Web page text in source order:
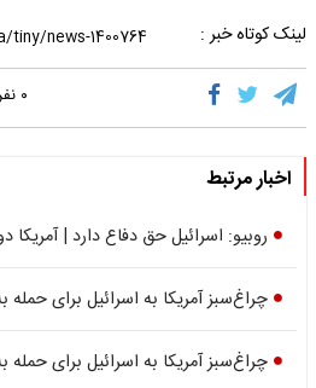
لینک کوتاه خبر :
۰
اخبار مرتبط
روبیو: اسرائیل حق دفاع دارد | آمریکا
چراغ‌سبز آمریکا به اسرائیل برای حمله
چراغ‌سبز آمریکا به اسرائیل برای حمله